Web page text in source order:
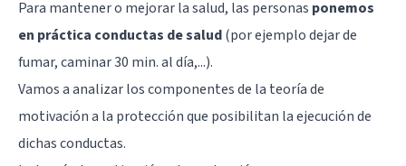
Para mantener o mejorar la salud, las personas ponemos
en práctica conductas de salud(por ejemplo dejar de
fumar, caminar 30 min. al día,...).
Vamos a analizar los componentes de la teoría de
motivación a la protección que posibilitan la ejecución de
dichas conductas.